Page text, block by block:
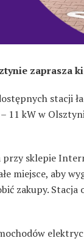
zaprasza
stacji
11 kW w
przy sklepie
miejsce, aby
zakupy.